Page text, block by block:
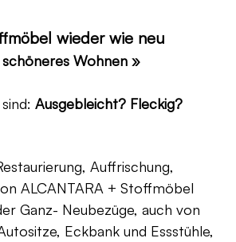
wieder wie neu
Wohnen »
Ausgebleicht? Fleckig?
Auffrischung,
ALCANTARA + Stoffmöbel
Ganz- Neubezüge, auch von
Eckbank und Essstühle,